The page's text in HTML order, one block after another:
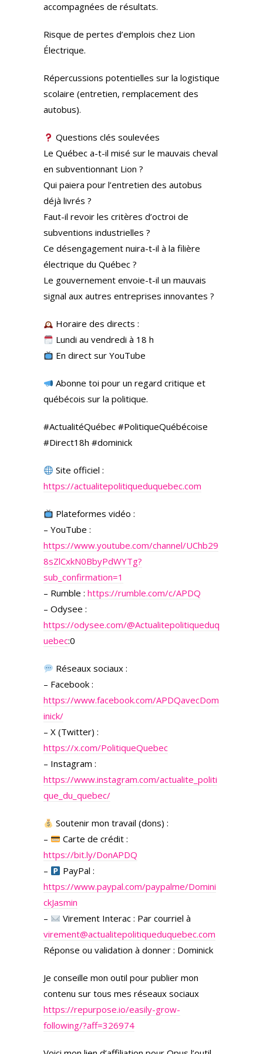
accompagnées de résultats.
Risque de pertes d’emplois chez Lion
Électrique.
Répercussions potentielles sur la logistique
scolaire (entretien, remplacement des
autobus).
Questions clés soulevées
Le Québec a-t-il misé sur le mauvais cheval
en subventionnant Lion ?
Qui paiera pour l’entretien des autobus
déjà livrés ?
Faut-il revoir les critères d’octroi de
subventions industrielles ?
Ce désengagement nuira-t-il à la filière
électrique du Québec ?
Le gouvernement envoie-t-il un mauvais
signal aux autres entreprises innovantes ?
Horaire des directs :
Lundi au vendredi à 18 h
En direct sur YouTube
Abonne toi pour un regard critique et
québécois sur la politique.
#ActualitéQuébec #PolitiqueQuébécoise
#Direct18h #dominick
Site officiel :
https://actualitepolitiqueduquebec.com
Plateformes vidéo :
– YouTube :
https://www.youtube.com/channel/UChb29
8sZlCxkN0BbyPdWYTg?
sub_confirmation=1
– Rumble : https://rumble.com/c/APDQ
– Odysee :
https://odysee.com/@Actualitepolitiqueduq
uebec:0
Réseaux sociaux :
– Facebook :
https://www.facebook.com/APDQavecDom
inick/
– X (Twitter) :
https://x.com/PolitiqueQuebec
– Instagram :
https://www.instagram.com/actualite_politi
que_du_quebec/
Soutenir mon travail (dons) :
–
Carte de crédit :
https://bit.ly/DonAPDQ
–
PayPal :
https://www.paypal.com/paypalme/Domini
ckJasmin
–
Virement Interac : Par courriel à
virement@actualitepolitiqueduquebec.com
Réponse ou validation à donner : Dominick
Je conseille mon outil pour publier mon
contenu sur tous mes réseaux sociaux
https://repurpose.io/easily-grow-
following/?aff=326974